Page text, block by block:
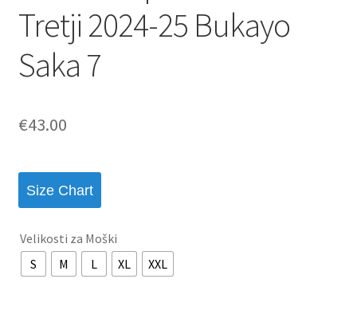
Tretji 2024-25 Bukayo
Saka 7
€43.00
Size Chart
Velikosti za Moški
S
M L XL XXL